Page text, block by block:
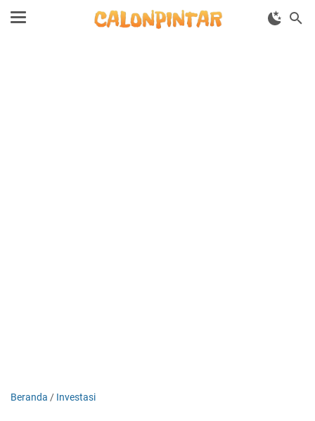
Beranda / Investasi